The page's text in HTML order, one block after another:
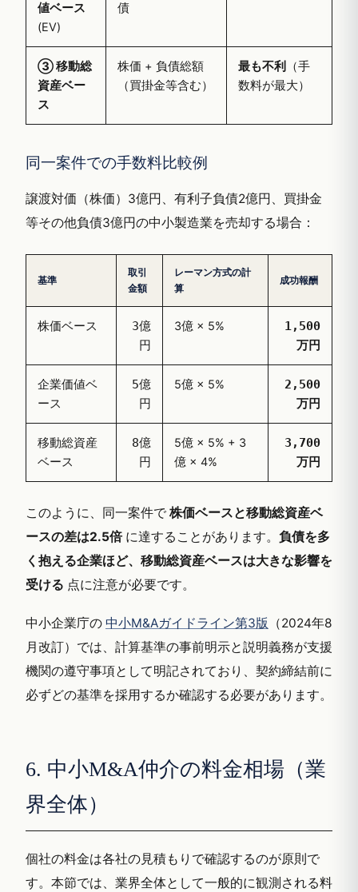
値ベース
(EV)
債
③ 移動総
資産ベー
ス
株価 + 負債総額
（買掛金等含む）
最も不利
（手
数料が最大）
同一案件での手数料比較例
譲渡対価（株価）3億円、有利子負債2億円、買掛金
等その他負債3億円の中小製造業を売却する場合：
基準
取引
金額
レーマン方式の計
算
成功報酬
株価ベース
3億
円
3億 × 5%
1,500
万円
企業価値ベ
ース
5億
円
5億 × 5%
2,500
万円
移動総資産
ベース
8億
円
5億 × 5% + 3
億 × 4%
3,700
万円
このように、同一案件で株価ベースと移動総資産ベ
ースの差は2.5倍 に達することがあります。 負債を多
く抱える企業ほど、移動総資産ベースは大きな影響を
受ける 点に注意が必要です。
中小企業庁の 中小M&Aガイドライン第3版
（2024年8
月改訂）では、計算基準の事前明示と説明義務が支援
機関の遵守事項として明記されており、契約締結前に
必ずどの基準を採用するか確認する必要があります。
6. 中小M&A仲介の料金相場（業
界全体）
個社の料金は各社の見積もりで確認するのが原則で
す。本節では、業界全体として一般的に観測される料